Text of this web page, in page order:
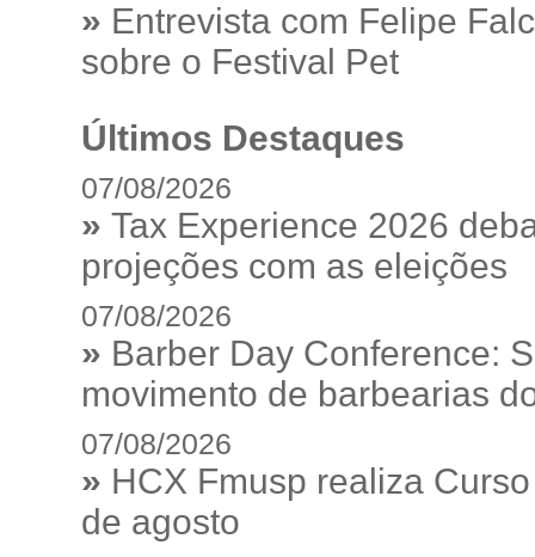
» Entrevista com Felipe
sobre o Festival Pet
Últimos Destaques
07/08/2026
» Tax Experience 2026
projeções com as eleições
07/08/2026
» Barber Day Conference:
movimento de barbearias
07/08/2026
» HCX Fmusp realiza
de agosto